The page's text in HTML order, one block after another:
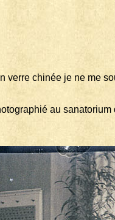
verre chinée je ne me
au